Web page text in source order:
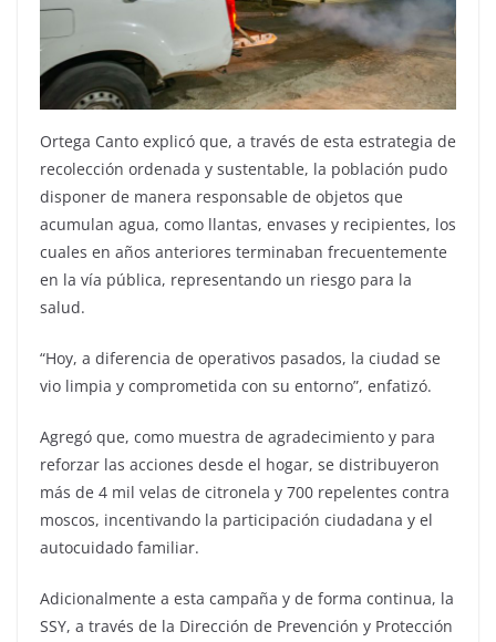
Ortega Canto explicó que, a través de esta estrategia de
recolección ordenada y sustentable, la población pudo
disponer de manera responsable de objetos que
acumulan agua, como llantas, envases y recipientes, los
cuales en años anteriores terminaban frecuentemente
en la vía pública, representando un riesgo para la
salud.
“Hoy, a diferencia de operativos pasados, la ciudad se
vio limpia y comprometida con su entorno”, enfatizó.
Agregó que, como muestra de agradecimiento y para
reforzar las acciones desde el hogar, se distribuyeron
más de 4 mil velas de citronela y 700 repelentes contra
moscos, incentivando la participación ciudadana y el
autocuidado familiar.
Adicionalmente a esta campaña y de forma continua, la
SSY, a través de la Dirección de Prevención y Protección